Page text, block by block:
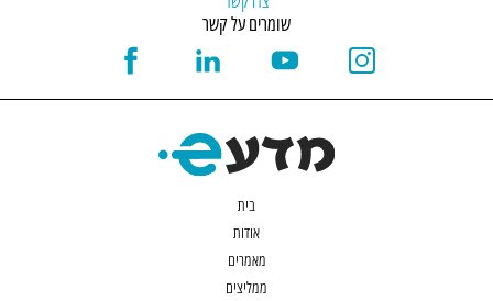
שומרים על קשר
בית
אודות
מאמרים
ממליצים